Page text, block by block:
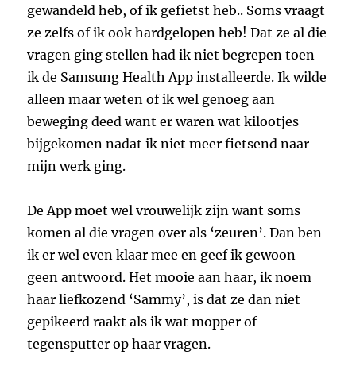
gewandeld heb, of ik gefietst heb.. Soms vraagt
ze zelfs of ik ook hardgelopen heb! Dat ze al die
vragen ging stellen had ik niet begrepen toen
ik de Samsung Health App installeerde. Ik wilde
alleen maar weten of ik wel genoeg aan
beweging deed want er waren wat kilootjes
bijgekomen nadat ik niet meer fietsend naar
mijn werk ging.
De App moet wel vrouwelijk zijn want soms
komen al die vragen over als ‘zeuren’. Dan ben
ik er wel even klaar mee en geef ik gewoon
geen antwoord. Het mooie aan haar, ik noem
haar liefkozend ‘Sammy’, is dat ze dan niet
gepikeerd raakt als ik wat mopper of
tegensputter op haar vragen.